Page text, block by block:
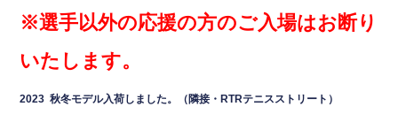
※選手以外の応援の方のご入場はお断り
いたします。
2023 秋冬モデル入荷しました。（隣接・RTRテニスストリート）